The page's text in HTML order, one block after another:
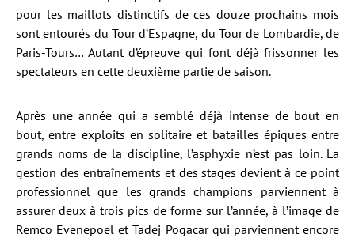
pour les maillots distinctifs de ces douze prochains mois
sont entourés du Tour d’Espagne, du Tour de Lombardie, de
Paris-Tours… Autant d’épreuve qui font déjà frissonner les
spectateurs en cette deuxième partie de saison.
Après une année qui a semblé déjà intense de bout en
bout, entre exploits en solitaire et batailles épiques entre
grands noms de la discipline, l’asphyxie n’est pas loin. La
gestion des entraînements et des stages devient à ce point
professionnel que les grands champions parviennent à
assurer deux à trois pics de forme sur l’année, à l’image de
Remco Evenepoel et Tadej Pogacar qui parviennent encore